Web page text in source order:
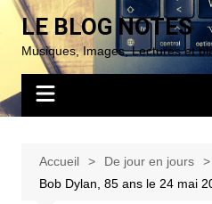
Aller
contenu
LE BLOG NOTES
Musiques, Images, Lectures et
Accueil
De jour en jours
Bob Dylan, 85 ans le 24 mai